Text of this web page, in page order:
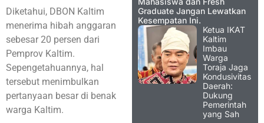
Diketahui, DBON Kaltim
menerima hibah anggaran
sebesar 20 persen dari
Pemprov Kaltim.
Sepengetahuannya, hal
tersebut menimbulkan
pertanyaan besar di benak
warga Kaltim.
Graduate Jangan Lewatkan
Kesempatan Ini.
Ketua IKAT
Kaltim
Imbau
Warga
Toraja Jaga
Kondusivitas
Daerah:
Dukung
Pemerintah
yang Sah